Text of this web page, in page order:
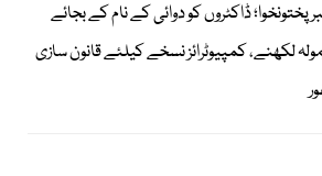
ڈاکٹروں کو دوائی کے نام کے بجائے
لکھنے، کمپیوٹرائز نسخے کیلئے قانون سازی